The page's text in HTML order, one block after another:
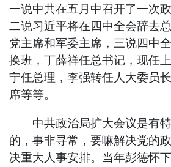
一说中共在五月中召开了一次
二说习近平将在四中全会辞去
党主席和军委主席，三说四中
换班，丁薛祥任总书记，现任
宁任总理，李强转任人大委员
席等等。
中共政治局扩大会议是有特
的，事非寻常，要嘛解决党的
决重大人事安排。当年彭德怀